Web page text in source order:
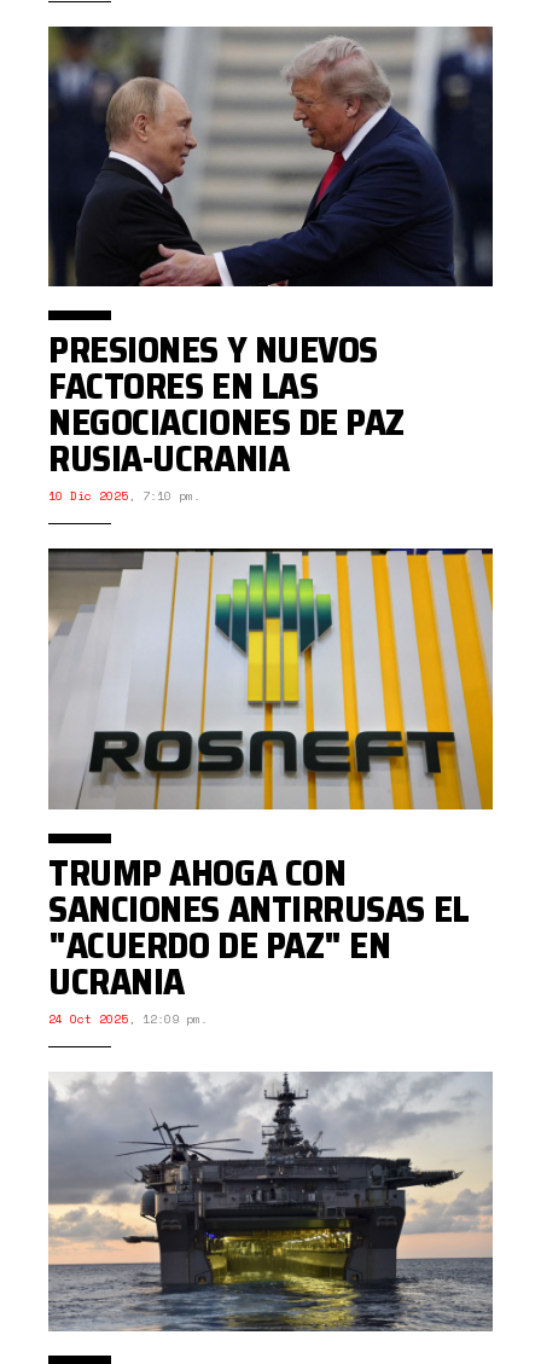
PRESIONES Y NUEVOS
FACTORES EN LAS
NEGOCIACIONES DE PAZ
RUSIA-UCRANIA
10 Dic 2025, 7:10 pm.
TRUMP AHOGA CON
SANCIONES ANTIRRUSAS EL
"ACUERDO DE PAZ" EN
UCRANIA
24 Oct 2025, 12:09 pm.